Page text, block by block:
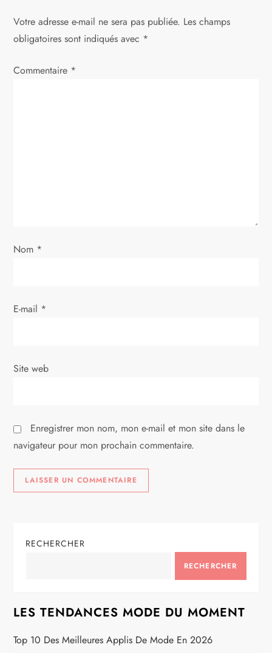
a
t
i
’
r
e
Votre adresse e-mail ne sera pas publiée. Les champs
obligatoires sont indiqués avec *
Commentaire *
Nom *
E-mail *
Site web
Enregistrer mon nom, mon e-mail et mon site dans le
navigateur pour mon prochain commentaire.
RECHERCHER
RECHERCHER
LES TENDANCES MODE DU MOMENT
Top 10 Des Meilleures Applis De Mode En 2026